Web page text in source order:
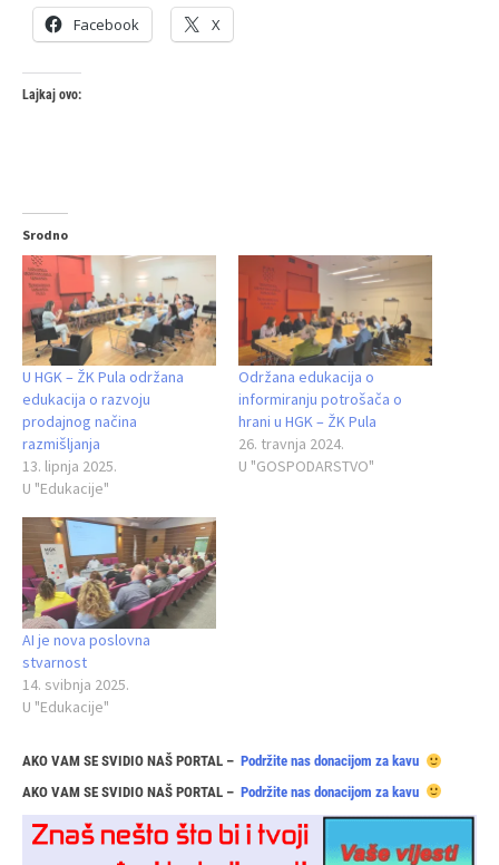
Facebook X
Lajkaj ovo:
Srodno
U HGK – ŽK Pula održana
edukacija o razvoju
prodajnog načina
razmišljanja
13. lipnja 2025.
U "Edukacije"
Održana edukacija o
informiranju potrošača o
hrani u HGK – ŽK Pula
26. travnja 2024.
U "GOSPODARSTVO"
AI je nova poslovna
stvarnost
14. svibnja 2025.
U "Edukacije"
AKO VAM SE SVIDIO NAŠ PORTAL – Podržite nas donacijom za kavu
AKO VAM SE SVIDIO NAŠ PORTAL – Podržite nas donacijom za kavu